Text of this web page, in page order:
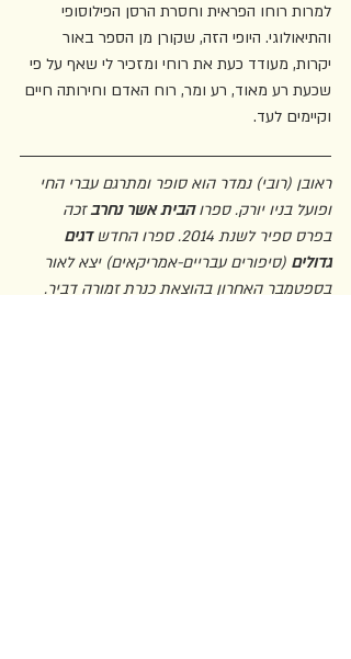
למרות רוחו הפראית וחסרת הרסן הפילוסופי
והתיאולוגי. היופי הזה, שקורן מן הספר באור
יקרות, מעודד כעת את רוחי ומזכיר לי שאף על פי
שכעת רע מאוד, רע ומר, רוח האדם וחירותה חיים
וקיימים לעד.
ראובן (רובי) נמדר הוא סופר ומתרגם עברי החי
ופועל בניו יורק. ספרו הבית אשר נחרב זכה
בפרס ספיר לשנת 2014. ספרו החדש
דגים
גדולים (סיפורים עבריים-אמריקאים) יצא לאור
בספטמבר האחרון בהוצאת כנרת זמורה דביר.